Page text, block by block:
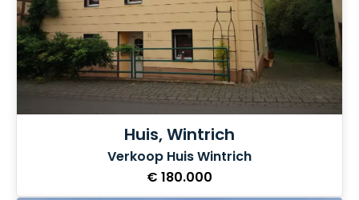
Huis, Wintrich
Verkoop Huis Wintrich
€ 180.000